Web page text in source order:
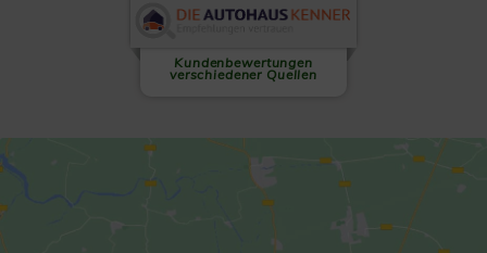
Kundenbewertungen
verschiedener Quellen
Clemens L.
Auf allen Ebenen absolut zu